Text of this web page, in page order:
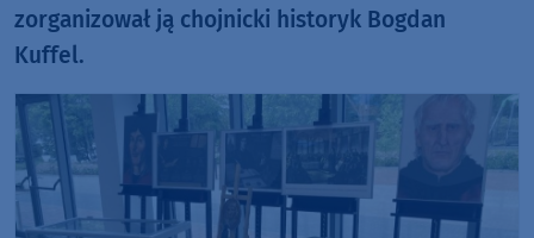
zorganizował ją chojnicki historyk Bogdan
Kuffel.